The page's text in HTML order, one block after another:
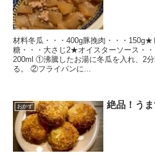
材料冬瓜・・・400g豚挽肉・・・
糖・・・大さじ2★オイスターソース・
200ml ①沸騰したお湯に冬瓜を入れ、2
る。 ②フライパンに...
おかず 絶品！う